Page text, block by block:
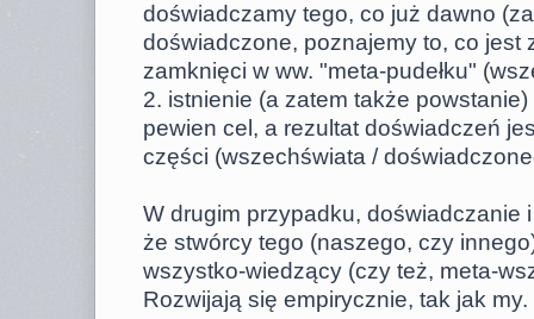
doświadczamy tego, co już dawno
doświadczone, poznajemy to, co jest
zamknięci w ww. "meta-pudełku"
2. istnienie (a zatem także
pewien cel, a rezultat doświadczeń
części (wszechświata /
W drugim przypadku, doświadczanie
że stwórcy tego (naszego, czy
wszystko-wiedzący (czy też, meta-
Rozwijają się empirycznie, tak jak my.